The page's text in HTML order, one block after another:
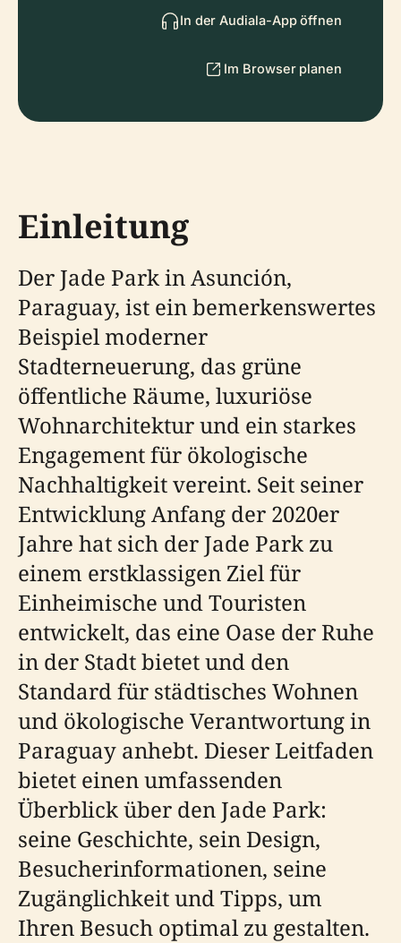
In der Audiala-App öffnen
Im Browser planen
Einleitung
Der Jade Park in Asunción,
Paraguay, ist ein bemerkenswertes
Beispiel moderner
Stadterneuerung, das grüne
öffentliche Räume, luxuriöse
Wohnarchitektur und ein starkes
Engagement für ökologische
Nachhaltigkeit vereint. Seit seiner
Entwicklung Anfang der 2020er
Jahre hat sich der Jade Park zu
einem erstklassigen Ziel für
Einheimische und Touristen
entwickelt, das eine Oase der Ruhe
in der Stadt bietet und den
Standard für städtisches Wohnen
und ökologische Verantwortung in
Paraguay anhebt. Dieser Leitfaden
bietet einen umfassenden
Überblick über den Jade Park:
seine Geschichte, sein Design,
Besucherinformationen, seine
Zugänglichkeit und Tipps, um
Ihren Besuch optimal zu gestalten.